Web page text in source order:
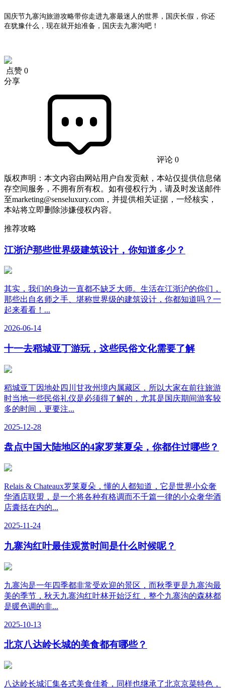
国庆节九寨沟旅游攻略带你走进九寨最迷人的世界，国庆长假，你还
在犹豫什么，现在就开始准备，国庆去九寨沟吧！
点赞 0
分享
评论 0
版权声明：本文内容由网站用户自发贡献，本站仅提供信息储
存空间服务，不拥有所有权。如有侵权行为，请及时发送邮件
至marketing@senseluxury.com，并提供相关证据，一经核实，
本站将立即删除涉嫌侵权内容。
推荐攻略
江浙沪那些世界级建筑设计，你知道多少？
其实，我们的身边一直都不缺乏大师。生活在江浙沪的你们，
那些出自名师之手、堪称世界级的建筑设计，你都知道吗？一
起来看看！...
2026-06-14
十一去稻城亚丁游玩，这些民俗文化需要了解
稻城亚丁因地处四川甘孜州境内属藏区，所以大家在前往旅游
时当地一些民俗礼仪是必须得了解的，尤其是国庆期间游客较
多的时间，更要注...
2025-12-28
盘点中国大陆地区的4家罗莱夏朵，你都住过哪些？
Relais & Chateaux罗莱夏朵，懂的人都知道，它是世界小众奢
华酒店联盟，是一个将各种有格调而不千篇一律的小众奢华酒
店囊括在内的...
2025-11-24
九寨沟红叶最佳观赏时间是什么时候呢？
九寨沟是一年四季都非常受欢迎的景区，而秋季更是九寨沟最
美的季节，秋天九寨沟红叶林开始泛红，整个九寨沟的森林都
是暖色调的非...
2025-10-13
北京八达岭长城的美食都有哪些？
八达岭长城汇集各式美食佳肴，同样也继承了北京京菜特色，